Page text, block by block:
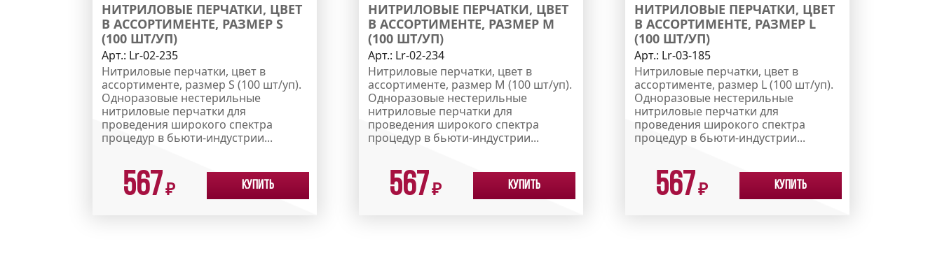
НИТРИЛОВЫЕ ПЕРЧАТКИ, ЦВЕТ
В АССОРТИМЕНТЕ, РАЗМЕР S
(100 ШТ/УП)
Арт.: Lr-02-235
Нитриловые перчатки, цвет в
ассортименте, размер S (100 шт/уп).
Одноразовые нестерильные
нитриловые перчатки для
проведения широкого спектра
процедур в бьюти-индустрии...
567₽ Купить
НИТРИЛОВЫЕ ПЕРЧАТКИ, ЦВЕТ
В АССОРТИМЕНТЕ, РАЗМЕР M
(100 ШТ/УП)
Арт.: Lr-02-234
Нитриловые перчатки, цвет в
ассортименте, размер M (100 шт/уп).
Одноразовые нестерильные
нитриловые перчатки для
проведения широкого спектра
процедур в бьюти-индустрии...
567₽ Купить
НИТРИЛОВЫЕ ПЕРЧАТКИ, ЦВЕТ
В АССОРТИМЕНТЕ, РАЗМЕР L
(100 ШТ/УП)
Арт.: Lr-03-185
Нитриловые перчатки, цвет в
ассортименте, размер L (100 шт/уп).
Одноразовые нестерильные
нитриловые перчатки для
проведения широкого спектра
процедур в бьюти-индустрии...
567₽ Купить